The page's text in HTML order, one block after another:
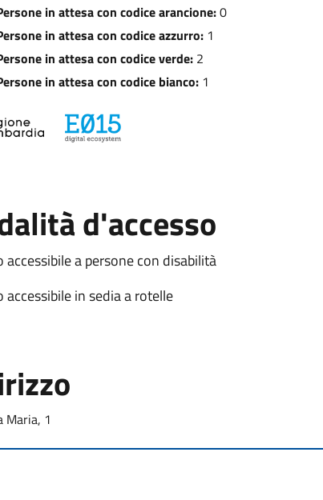
in attesa con codice arancione:0
in attesa con codice azzurro:1
in attesa con codice verde:2
in attesa con codice bianco:1
d'accesso
accessibile a persone con disabilità
accessibile in sedia a rotelle
Maria, 1